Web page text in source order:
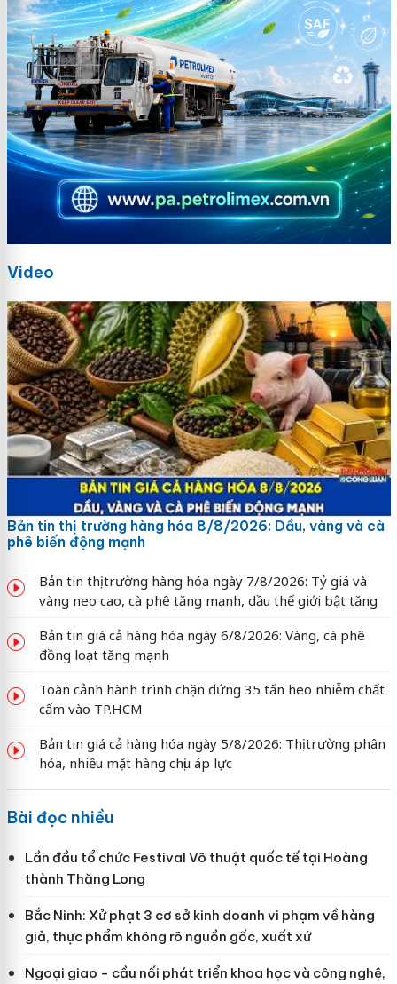
Video
Bản tin thị trường hàng hóa 8/8/2026: Dầu, vàng và cà
phê biến động mạnh
Bản tin thị trường hàng hóa ngày 7/8/2026: Tỷ giá và
vàng neo cao, cà phê tăng mạnh, dầu thế giới bật tăng
Bản tin giá cả hàng hóa ngày 6/8/2026: Vàng, cà phê
đồng loạt tăng mạnh
Toàn cảnh hành trình chặn đứng 35 tấn heo nhiễm chất
cấm vào TP.HCM
Bản tin giá cả hàng hóa ngày 5/8/2026: Thị trường phân
hóa, nhiều mặt hàng chịu áp lực
Bài đọc nhiều
Lần đầu tổ chức Festival Võ thuật quốc tế tại Hoàng
thành Thăng Long
Bắc Ninh: Xử phạt 3 cơ sở kinh doanh vi phạm về hàng
giả, thực phẩm không rõ nguồn gốc, xuất xứ
Ngoại giao - cầu nối phát triển khoa học và công nghệ,